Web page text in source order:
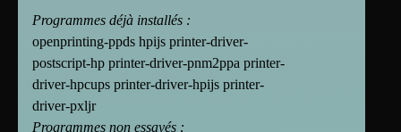
Programmes déjà installés :
openprinting-ppds hpijs printer-driver-
postscript-hp printer-driver-pnm2ppa printer-
driver-hpcups printer-driver-hpijs printer-
driver-pxljr
Programmes non essayés :